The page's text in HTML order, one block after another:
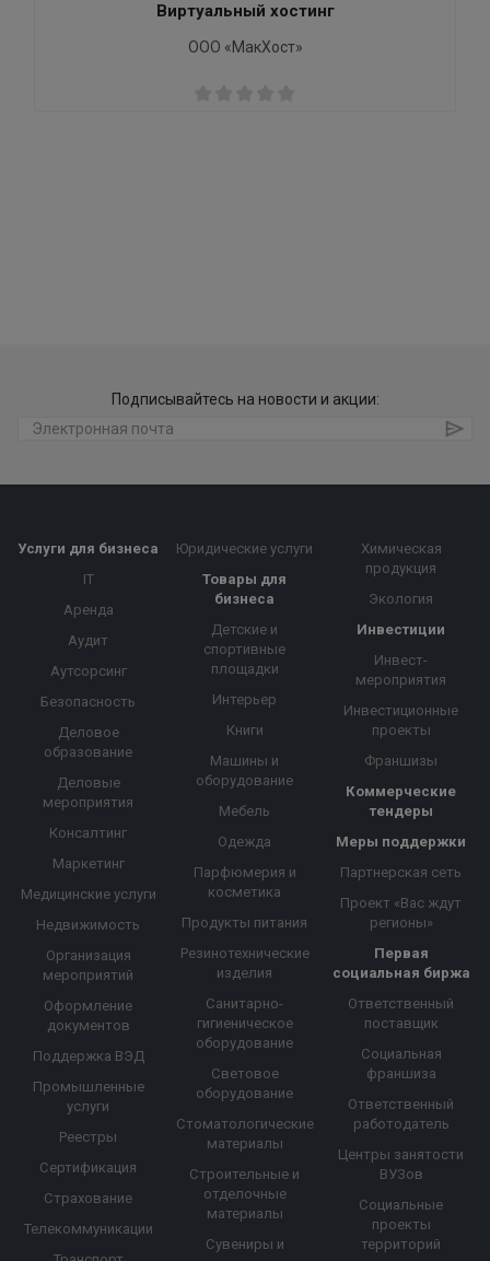
Виртуальный хостинг
ООО «МакХост»
Подписывайтесь на новости и акции:
Услуги для бизнеса
IT
Аренда
Аудит
Аутсорсинг
Безопасность
Деловое
образование
Деловые
мероприятия
Консалтинг
Маркетинг
Медицинские услуги
Недвижимость
Организация
мероприятий
Оформление
документов
Поддержка ВЭД
Промышленные
услуги
Реестры
Сертификация
Страхование
Телекоммуникации
Юридические услуги
Товары для
бизнеса
Детские и
спортивные
площадки
Интерьер
Книги
Машины и
оборудование
Мебель
Одежда
Парфюмерия и
косметика
Продукты питания
Резинотехнические
изделия
Санитарно-
гигиеническое
оборудование
Световое
оборудование
Стоматологические
материалы
Строительные и
отделочные
материалы
Сувениры и
Химическая
продукция
Экология
Инвестиции
Инвест-
мероприятия
Инвестиционные
проекты
Франшизы
Коммерческие
тендеры
Меры поддержки
Партнерская сеть
Проект «Вас ждут
регионы»
Первая
социальная биржа
Ответственный
поставщик
Социальная
франшиза
Ответственный
работодатель
Центры занятости
ВУЗов
Социальные
проекты
территорий